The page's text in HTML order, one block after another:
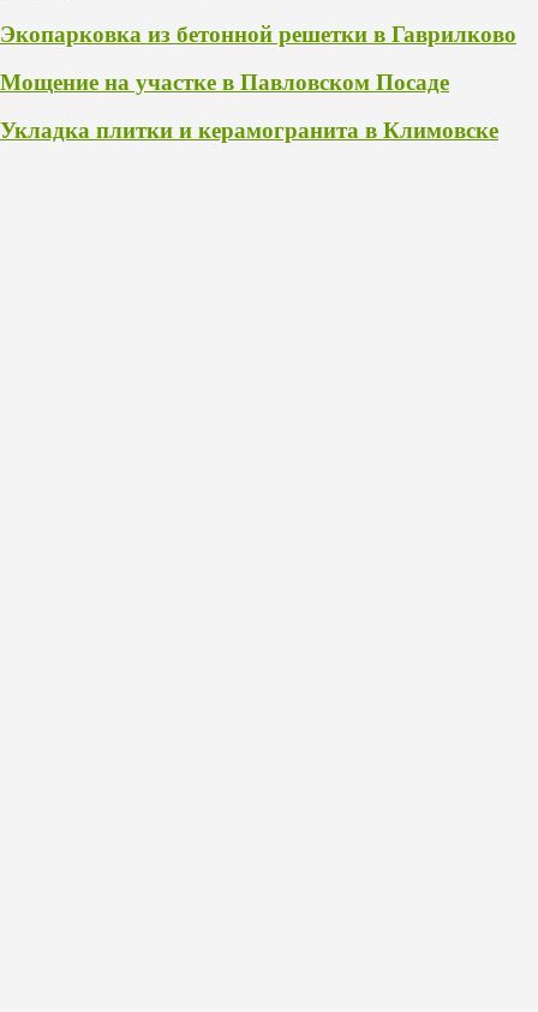
Экопарковка из бетонной решетки в Гаврилково
Мощение на участке в Павловском Посаде
Укладка плитки и керамогранита в Климовске